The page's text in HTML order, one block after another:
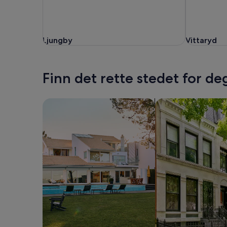
Ljungby
Ljungby Vittaryd
Vittaryd
Finn det rette stedet for
Søk etter